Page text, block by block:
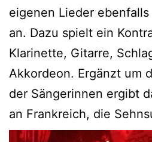
eigenen Lieder
an. Dazu spielt ein
Klarinette, Gitarre,
Akkordeon. Ergänzt um
der Sängerinnen ergibt
an Frankreich, die